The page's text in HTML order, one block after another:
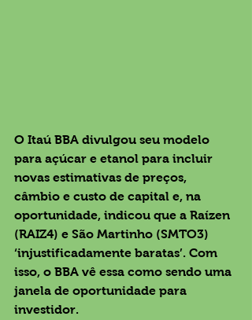
O Itaú BBA divulgou seu modelo
para açúcar e etanol para incluir
novas estimativas de preços,
câmbio e custo de capital e, na
oportunidade, indicou que a Raízen
(RAIZ4) e São Martinho (SMTO3)
‘injustificadamente baratas’. Com
isso, o BBA vê essa como sendo uma
janela de oportunidade para
investidor.